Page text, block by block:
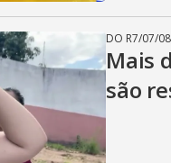
DO R7/07/
Mais
são